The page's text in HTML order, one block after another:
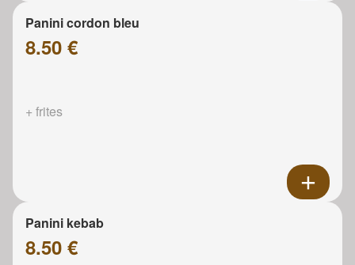
Panini cordon bleu
8.50 €
+ frites
Panini kebab
8.50 €